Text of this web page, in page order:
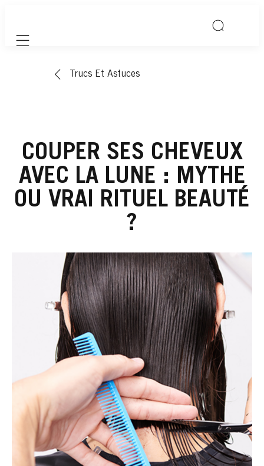
Mobile navigation
Trucs Et Astuces
COUPER SES CHEVEUX
AVEC LA LUNE : MYTHE
OU VRAI RITUEL BEAUTÉ
?